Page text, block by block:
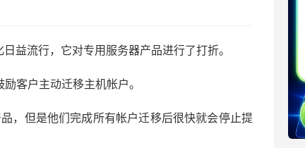
益流行，它对专用服务器产品进行了打折。
客户主动迁移主机帐户。
，但是他们完成所有帐户迁移后很快就会停止提